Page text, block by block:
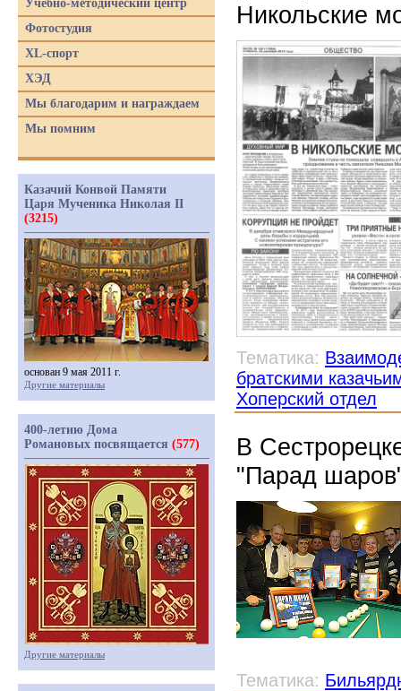
Никольские
Тематика:
братскими
Хоперский отдел
В
"Парад
Тематика:
Учебно-методический центр
Фотостудия
XL-спорт
ХЭД
Мы благодарим и награждаем
Мы помним
Казачий Конвой Памяти
Царя Мученика Николая II
(3215)
основан 9 мая 2011 г.
Другие материалы
400-летию Дома
Романовых посвящается (577)
Другие материалы